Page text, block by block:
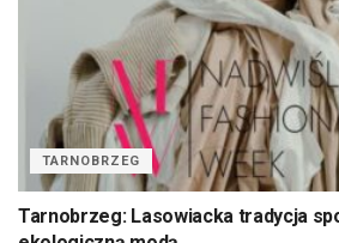
TARNOBRZEG
Tarnobrzeg: Lasowiacka tradycja